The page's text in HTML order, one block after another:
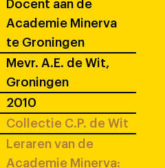
Docent aan de
Academie Minerva
te Groningen
Mevr. A.E. de Wit,
Groningen
2010
Collectie C.P. de Wit
Leraren van de
Academie Minerva: